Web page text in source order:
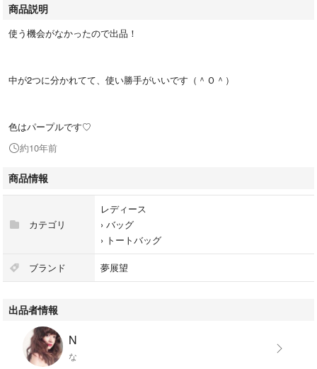
商品説明
使う機会がなかったので出品！
中が2つに分かれてて、使い勝手がいいです（＾Ｏ＾）
色はパープルです♡
約10年前
商品情報
カテゴリ
レディース
› バッグ
› トートバッグ
ブランド 夢展望
出品者情報
N
な